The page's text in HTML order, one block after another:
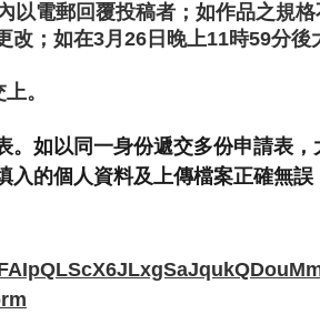
電郵回覆投稿者；如作品之規格
改；如在3月26日晚上11時59分後
。
。如以同一身份遞交多份申請表，
的個人資料及上傳檔案正確無誤